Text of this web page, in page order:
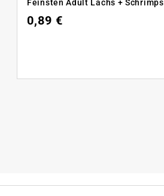
Feinsten Adult Lachs + Schrimps
0,89 €